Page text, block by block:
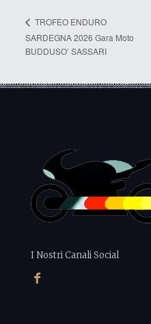
TROFEO ENDURO
SARDEGNA 2026 Gara Moto
BUDDUSO’ SASSARI
I Nostri Canali Social